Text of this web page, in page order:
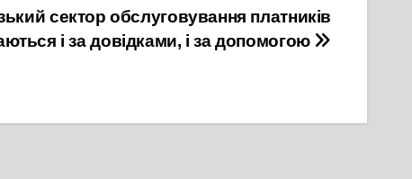
сектор обслуговування платників
і за довідками, і за допомогою